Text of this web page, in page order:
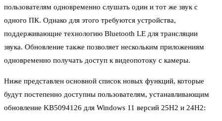
пользователям одновременно слушать один и тот же звук с
одного ПК. Однако для этого требуются устройства,
поддерживающие технологию Bluetooth LE для трансляции
звука. Обновление также позволяет нескольким приложениям
одновременно получать доступ к видеопотоку с камеры.
Ниже представлен основной список новых функций, которые
будут постепенно доступны пользователям, устанавливающим
обновление KB5094126 для Windows 11 версий 25H2 и 24H2: